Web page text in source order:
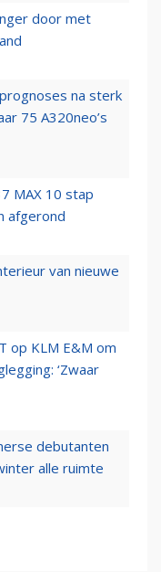
door met
na sterk
75 A320neo’s
MAX 10 stap
afgerond
van nieuwe
op KLM E&M om
‘Zwaar
debutanten
alle ruimte